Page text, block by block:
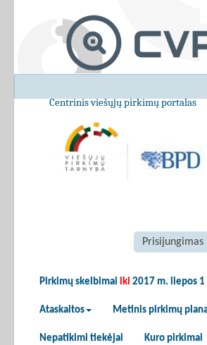
Centrinis viešųjų pirkimų portalas
Prisijungimas
Pirkimų skelbimai iki 2017 m. liepos 1
Ataskaitos Metinis pirkimų
Nepatikimi tiekėjai Kuro pirkimai